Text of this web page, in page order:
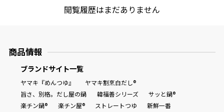
閲覧履歴はまだありません
商品情報
ブランドサイト一覧
ヤマキ『めんつゆ』
ヤマキ割烹白だし®
旨さ、別格。だし屋の鍋
韓福善シリーズ
サッと鍋®
楽チン鍋®
楽チン屋® ストレートつゆ
新鮮一番